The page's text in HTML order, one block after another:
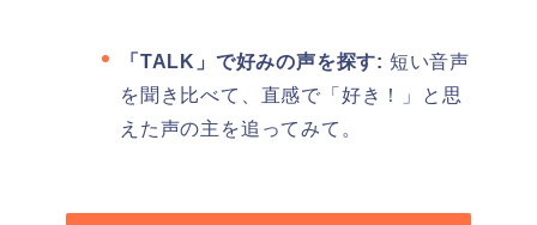
「TALK」で好みの声を探す: 短い音声
を聞き比べて、直感で「好き！」と思
えた声の主を追ってみて。